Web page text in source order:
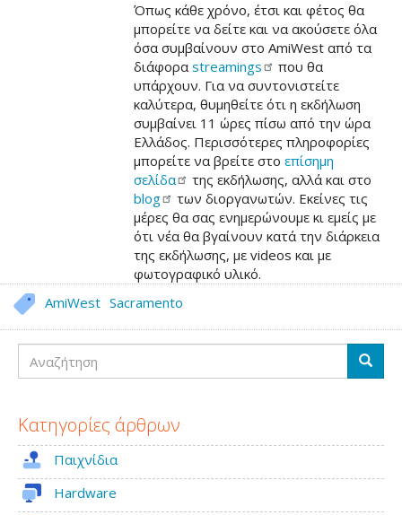
Όπως κάθε χρόνο, έτσι και φέτος θα
μπορείτε να δείτε και να ακούσετε όλα
όσα συμβαίνουν στο AmiWest από τα
διάφοραstreamings
που θα
υπάρχουν. Για να συντονιστείτε
καλύτερα, θυμηθείτε ότι η εκδήλωση
συμβαίνει 11 ώρες πίσω από την ώρα
Ελλάδος. Περισσότερες πληροφορίες
μπορείτε να βρείτε στοεπίσημη
σελίδα
της εκδήλωσης, αλλά και στο
blog
των διοργανωτών. Εκείνες τις
μέρες θα σας ενημερώνουμε κι εμείς με
ότι νέα θα βγαίνουν κατά την διάρκεια
της εκδήλωσης, με videos και με
φωτογραφικό υλικό.
AmiWest Sacramento
Αναζήτηση
Κατηγορίες άρθρων
Παιχνίδια
Hardware